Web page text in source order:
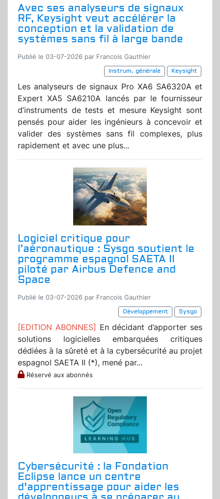
Avec ses analyseurs de signaux
RF, Keysight veut accélérer la
conception et la validation de
systèmes sans fil à large bande
Publié le 03-07-2026 par Francois Gauthier
Instrum. générale
Keysight
Les analyseurs de signaux Pro XA6 SA6320A et
Expert XA5 SA6210A lancés par le fournisseur
d’instruments de tests et mesure Keysight sont
pensés pour aider les ingénieurs à concevoir et
valider des systèmes sans fil complexes, plus
rapidement et avec une plus...
Logiciel critique pour
l’aéronautique : Sysgo soutient le
programme espagnol SAETA II
piloté par Airbus Defence and
Space
Publié le 03-07-2026 par Francois Gauthier
Développement
Sysgo
[EDITION ABONNES] En décidant d’apporter ses
solutions logicielles embarquées critiques
dédiées à la sûreté et à la cybersécurité au projet
espagnol SAETA II (*), mené par...
Réservé aux abonnés
Cybersécurité : la Fondation
Eclipse lance un centre
d'apprentissage pour aider les